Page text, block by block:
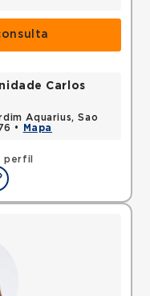
perfil
Carlos
Aquarius, Sao
•
Mapa